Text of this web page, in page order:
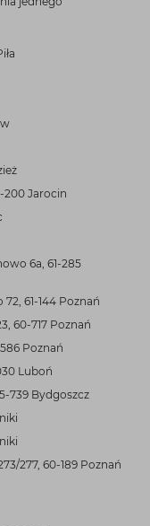
200 Jarocin
6a, 61-285
61-144 Poznań
60-717 Poznań
Poznań
Luboń
739 Bydgoszcz
277, 60-189 Poznań